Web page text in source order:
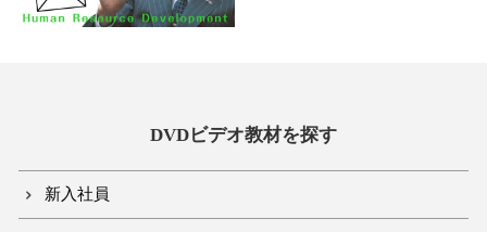
DVDビデオ教材を探す
新入社員